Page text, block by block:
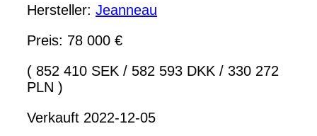
Hersteller: Jeanneau
Preis: 78 000 €
( 852 410 SEK / 582 593 DKK / 330 272
PLN )
Verkauft 2022-12-05